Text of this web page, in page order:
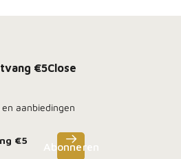
€5Close
aanbiedingen
€5
Abonneren